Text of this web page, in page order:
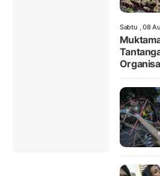
Sabtu , 08